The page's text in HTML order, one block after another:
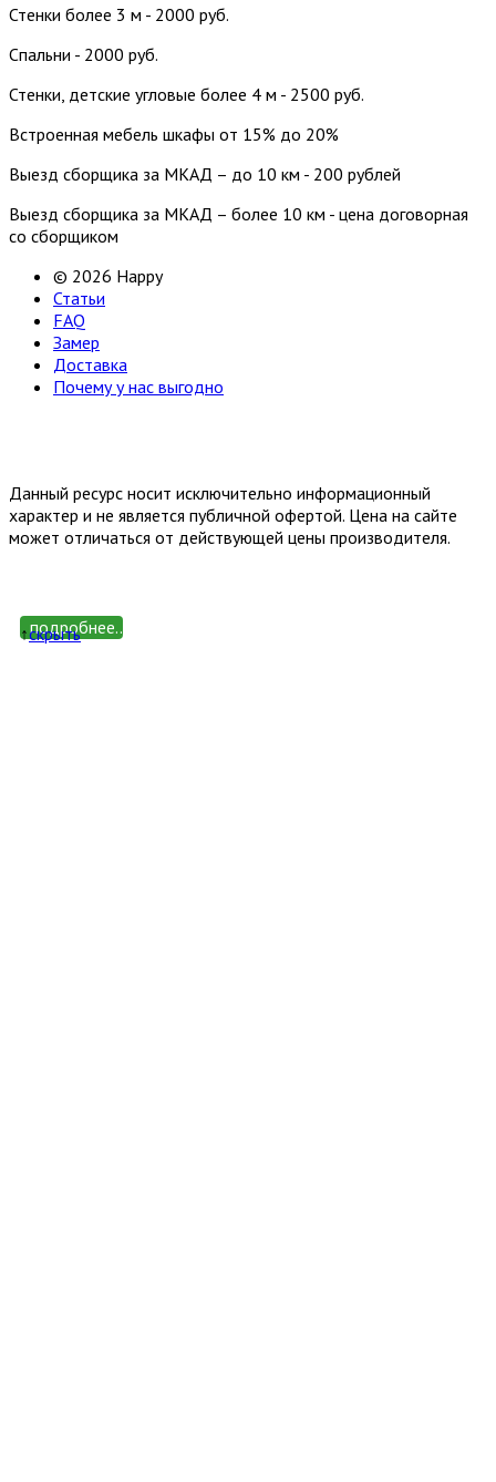
подробнее...
↑cкрыть
Стенки более 3 м - 2000 руб.
Спальни - 2000 руб.
Стенки, детские угловые более 4 м - 2500 руб.
Встроенная мебель шкафы от 15% до 20%
Выезд сборщика за МКАД – до 10 км - 200 рублей
Выезд сборщика за МКАД – более 10 км - цена договорная
со сборщиком
© 2026 Happy
Статьи
FAQ
Замер
Доставка
Почему у нас выгодно
Данный ресурс носит исключительно информационный
характер и не является публичной офертой. Цена на сайте
может отличаться от действующей цены производителя.